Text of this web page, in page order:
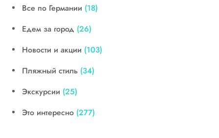
Все по Германии (18)
Едем за город (26)
Новости и акции (103)
Пляжный стиль (34)
Экскурсии (25)
Это интересно (277)